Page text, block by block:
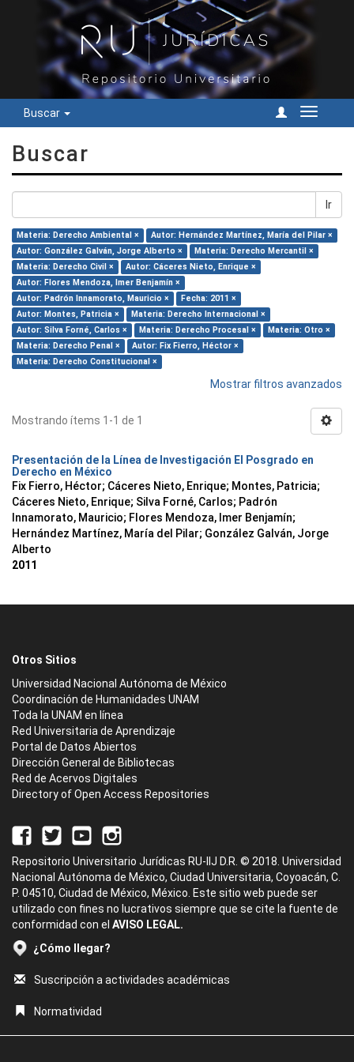
Buscar
Cambiar
Buscar
Ir
Materia: Derecho Ambiental ×
Autor: Hernández Martínez, María del Pilar ×
Autor: González Galván, Jorge Alberto ×
Materia: Derecho Mercantil ×
Materia: Derecho Civil ×
Autor: Cáceres Nieto, Enrique ×
Autor: Flores Mendoza, Imer Benjamín ×
Autor: Padrón Innamorato, Mauricio ×
Fecha: 2011 ×
Autor: Montes, Patricia ×
Materia: Derecho Internacional ×
Autor: Silva Forné, Carlos ×
Materia: Derecho Procesal ×
Materia: Otro ×
Materia: Derecho Penal ×
Autor: Fix Fierro, Héctor ×
Materia: Derecho Constitucional ×
Mostrar filtros avanzados
Mostrando ítems 1-1 de 1
Presentación de la Línea de Investigación El Posgrado en
Derecho en México
Fix Fierro, Héctor; Cáceres Nieto, Enrique; Montes, Patricia;
Cáceres Nieto, Enrique; Silva Forné, Carlos; Padrón
Innamorato, Mauricio; Flores Mendoza, Imer Benjamín;
Hernández Martínez, María del Pilar; González Galván, Jorge
Alberto
2011
Otros Sitios
Universidad Nacional Autónoma de México
Coordinación de Humanidades UNAM
Toda la UNAM en línea
Red Universitaria de Aprendizaje
Portal de Datos Abiertos
Dirección General de Bibliotecas
Red de Acervos Digitales
Directory of Open Access Repositories
Repositorio Universitario Jurídicas RU-IIJ D.R. © 2018. Universidad
Nacional Autónoma de México, Ciudad Universitaria, Coyoacán, C.
P. 04510, Ciudad de México, México. Este sitio web puede ser
utilizado con fines no lucrativos siempre que se cite la fuente de
conformidad con el AVISO LEGAL.
¿Cómo llegar?
Suscripción a actividades académicas
Normatividad